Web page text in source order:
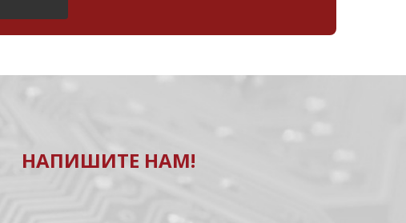
НАПИШИТЕ НАМ!